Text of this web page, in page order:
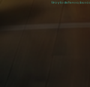
tiro y la defensa,